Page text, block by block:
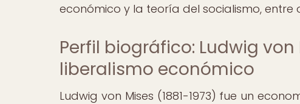
económico y la teoría del socialismo, entre
Perfil biográfico: Ludwig
liberalismo económico
Ludwig von Mises (1881-1973) fue un